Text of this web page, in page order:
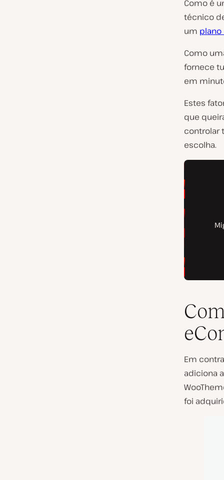
Como é
técnico
um
Como
fornece
em
Estes
que
controlar
escolha.
Em
adiciona
foi